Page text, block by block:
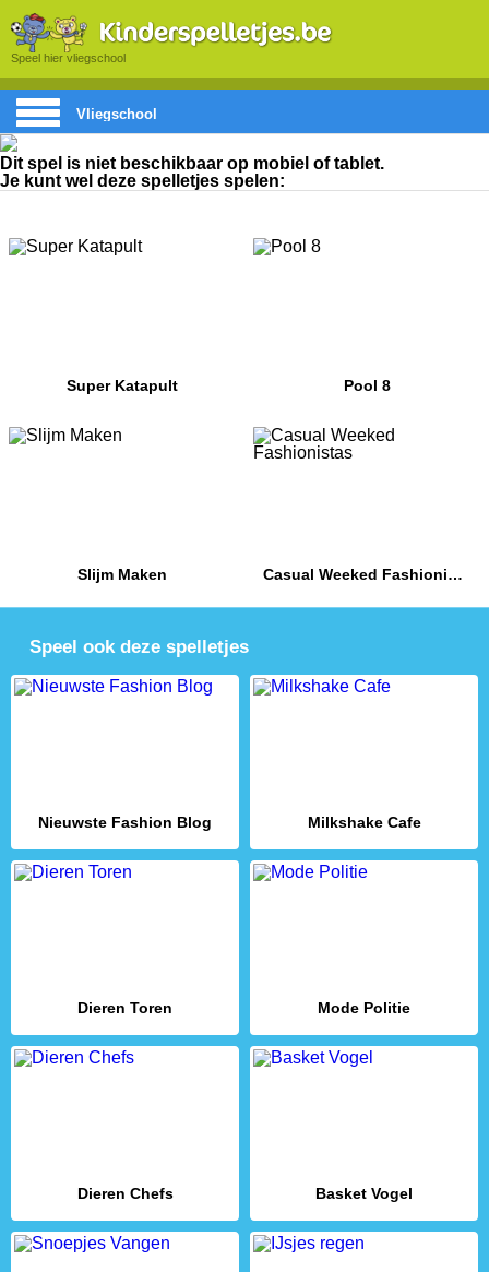
Speel hier vliegschool
Vliegschool
Dit spel is niet beschikbaar op mobiel of tablet.
Je kunt wel deze spelletjes spelen:
Super Katapult Pool 8
Slijm Maken Casual Weeked Fashionistas
Speel ook deze spelletjes
Nieuwste Fashion Blog Milkshake Cafe
Dieren Toren Mode Politie
Dieren Chefs Basket Vogel